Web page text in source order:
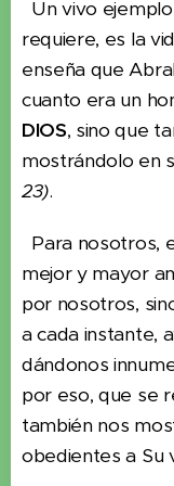
Un vivo
requiere, es la
enseña que
cuanto era un
DIOS, sino que
mostrándolo en
23).
Para nosotros,
mejor y mayor
por nosotros,
a cada instante,
dándonos
por eso, que se
también nos
obedientes a Su